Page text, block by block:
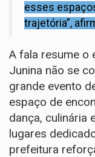
esses
trajetória”,
A fala resume o
Junina não se
grande evento
espaço de
dança, culinária
lugares
prefeitura